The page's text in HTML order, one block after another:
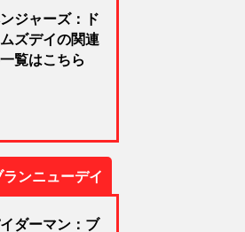
ジャーズ：ド
ズデイの関連
覧はこちら
ンニューデイ
ダーマン：ブ